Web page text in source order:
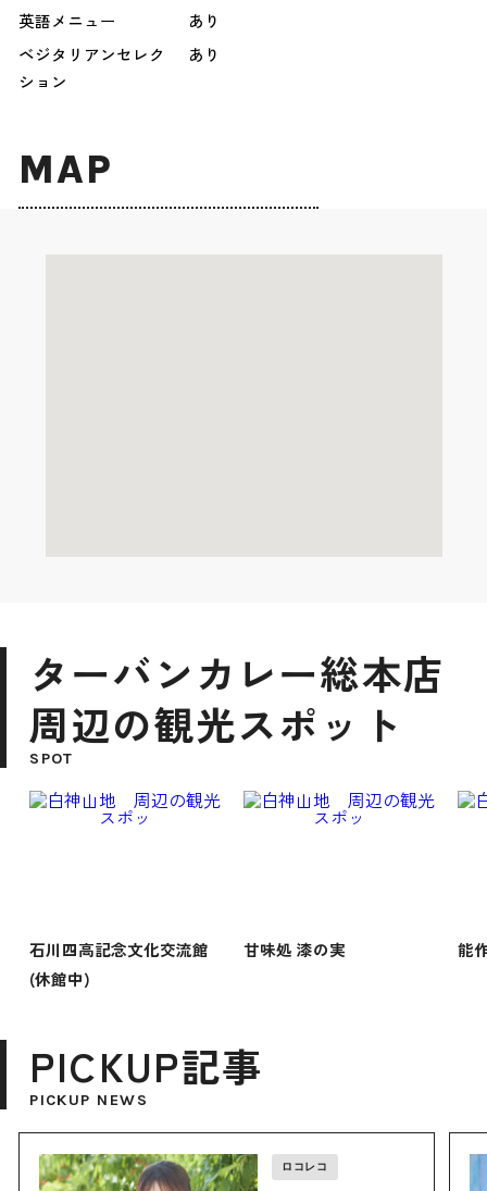
英語メニュー
あり
ベジタリアンセレク
ション
あり
MAP
ターバンカレー総本店
周辺の観光スポット
SPOT
石川四高記念文化交流館
(休館中)
甘味処 漆の実 能
PICKUP記事
PICKUP NEWS
ロコレコ